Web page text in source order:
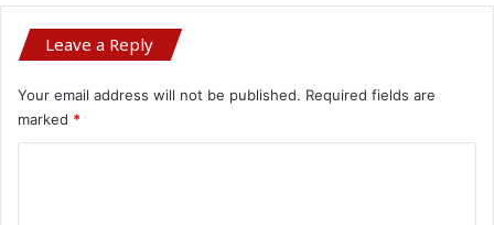
Leave a Reply
Your email address will not be published. Required fields are
marked *